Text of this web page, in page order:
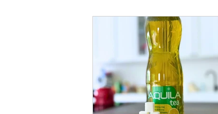
Cviceni a hubnuti
Omáčky Zdravá strava